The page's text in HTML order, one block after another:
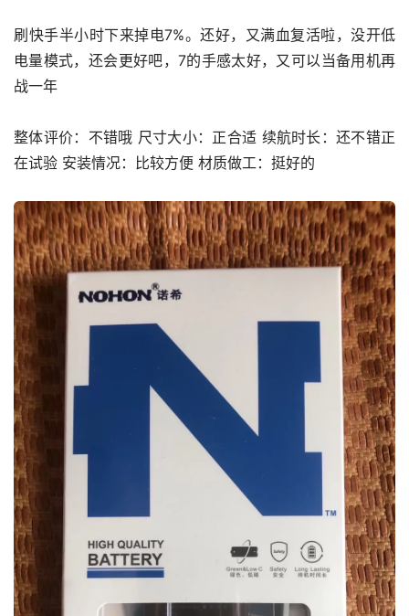
刷快手半小时下来掉电7%。还好，又满血复活啦，没开低
电量模式，还会更好吧，7的手感太好，又可以当备用机再
战一年
整体评价：不错哦 尺寸大小：正合适 续航时长：还不错正
在试验 安装情况：比较方便 材质做工：挺好的